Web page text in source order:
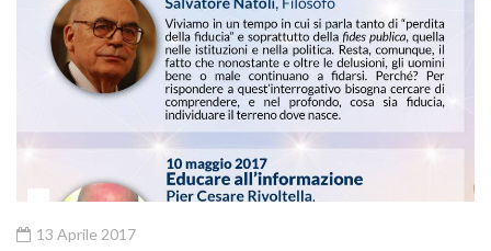
13 Aprile 2017